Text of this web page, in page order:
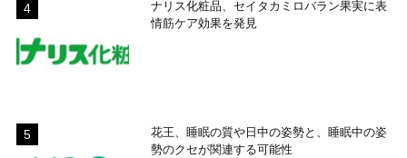
ナリス化粧品、セイタカミロバラン果実に表
情筋ケア効果を発見
花王、睡眠の質や日中の姿勢と、睡眠中の姿
勢のクセが関連する可能性